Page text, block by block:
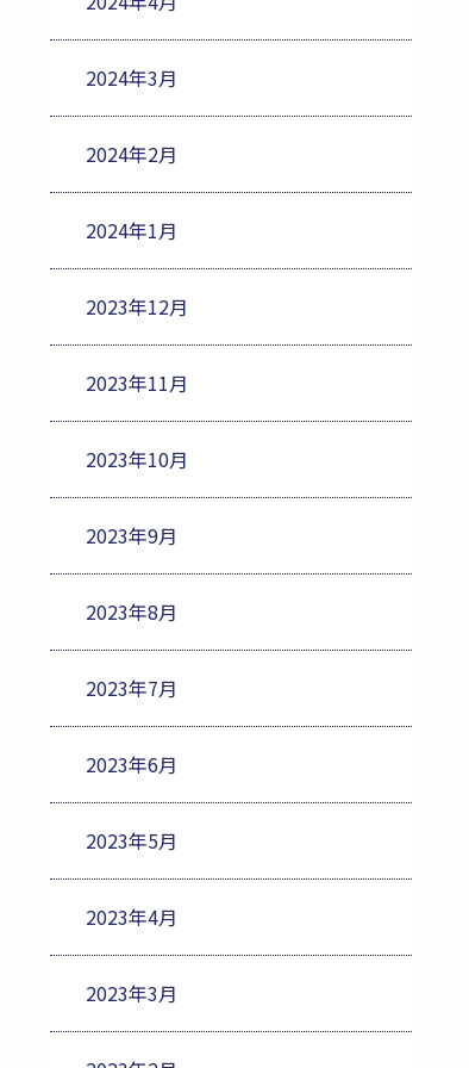
2024年3月
2024年2月
2024年1月
2023年12月
2023年11月
2023年10月
2023年9月
2023年8月
2023年7月
2023年6月
2023年5月
2023年4月
2023年3月